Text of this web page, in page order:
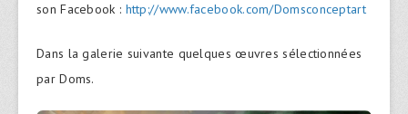
son Facebook : http://www.facebook.com/Domsconceptart
Dans la galerie suivante quelques œuvres sélectionnées
par Doms.